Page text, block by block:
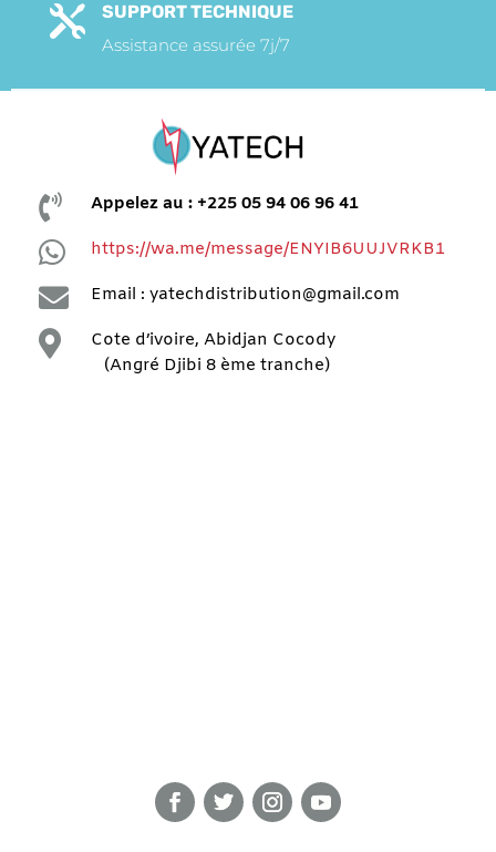

SUPPORT TECHNIQUE
Assistance assurée 7j/7
 Appelez au : +225 05 94 06 96 41
 https://wa.me/message/ENYIB6UUJVRKB1
 Email : yatechdistribution@gmail.com

Cote d’ivoire, Abidjan Cocody
(Angré Djibi 8 ème tranche)